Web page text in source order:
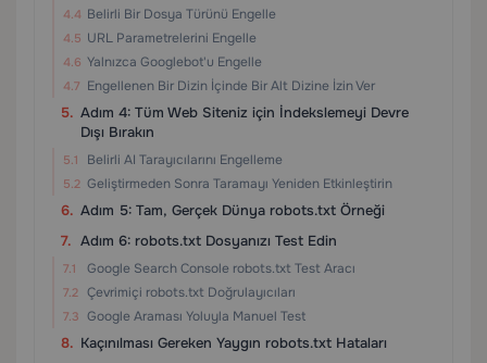
Belirli Bir Dosya Türünü Engelle
URL Parametrelerini Engelle
Yalnızca Googlebot'u Engelle
Engellenen Bir Dizin İçinde Bir Alt Dizine İzin Ver
Adım 4: Tüm Web Siteniz için İndekslemeyi Devre
Dışı Bırakın
Belirli AI Tarayıcılarını Engelleme
Geliştirmeden Sonra Taramayı Yeniden Etkinleştirin
Adım 5: Tam, Gerçek Dünya robots.txt Örneği
Adım 6: robots.txt Dosyanızı Test Edin
Google Search Console robots.txt Test Aracı
Çevrimiçi robots.txt Doğrulayıcıları
Google Araması Yoluyla Manuel Test
Kaçınılması Gereken Yaygın robots.txt Hataları